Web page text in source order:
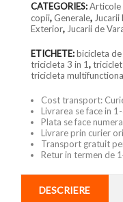
CATEGORIES:Articole
copii, Generale, Jucarii
Exterior, Jucarii de
ETICHETE:bicicleta
tricicleta 3 in 1,
tricicleta
Cost transport:
Livrarea se face in
Plata se face
Livrare prin curier
Transport gratuit
Retur in termen de
DESCRIERE